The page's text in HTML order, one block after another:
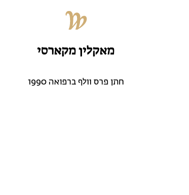
מאקלין מקארסי
חתן פרס וולף ברפואה 1990